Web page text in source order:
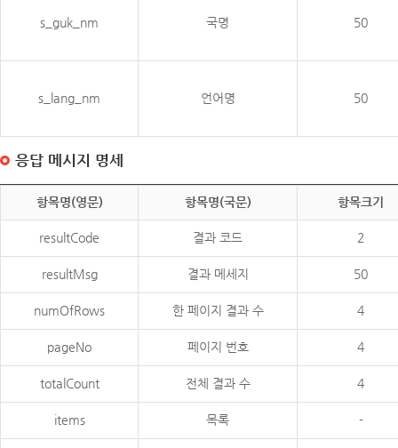
s_guk_nm 국명 50
s_lang_nm 언어명 50
응답 메시지 명세
항목명(영문) 항목명(국문) 항목크기
resultCode 결과 코드 2
resultMsg 결과 메세지 50
numOfRows 한 페이지 결과 수 4
pageNo 페이지 번호 4
totalCount 전체 결과 수 4
items 목록 -